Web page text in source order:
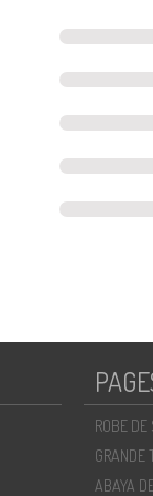
ROBE
GRANDE
ABAYA